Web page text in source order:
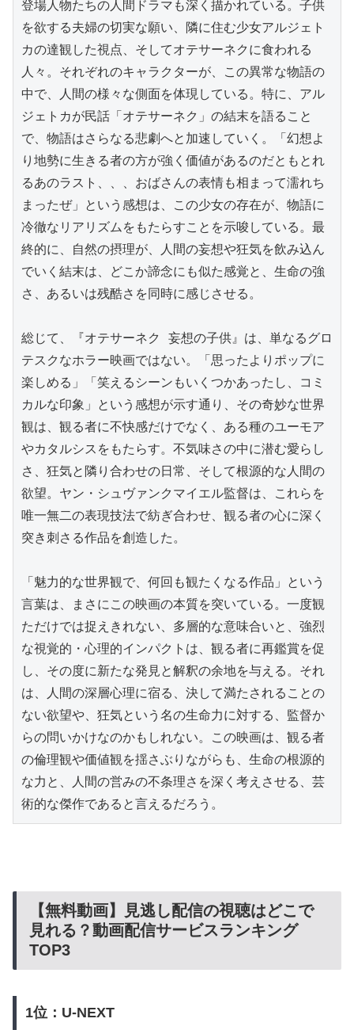
登場人物たちの人間ドラマも深く描かれている。子供
を欲する夫婦の切実な願い、隣に住む少女アルジェト
カの達観した視点、そしてオテサーネクに食われる
人々。それぞれのキャラクターが、この異常な物語の
中で、人間の様々な側面を体現している。特に、アル
ジェトカが民話「オテサーネク」の結末を語ること
で、物語はさらなる悲劇へと加速していく。「幻想よ
り地勢に生きる者の方が強く価値があるのだともとれ
るあのラスト、、、おばさんの表情も相まって濡れち
まったぜ」という感想は、この少女の存在が、物語に
冷徹なリアリズムをもたらすことを示唆している。最
終的に、自然の摂理が、人間の妄想や狂気を飲み込ん
でいく結末は、どこか諦念にも似た感覚と、生命の強
さ、あるいは残酷さを同時に感じさせる。
総じて、『オテサーネク 妄想の子供』は、単なるグロ
テスクなホラー映画ではない。「思ったよりポップに
楽しめる」「笑えるシーンもいくつかあったし、コミ
カルな印象」という感想が示す通り、その奇妙な世界
観は、観る者に不快感だけでなく、ある種のユーモア
やカタルシスをもたらす。不気味さの中に潜む愛らし
さ、狂気と隣り合わせの日常、そして根源的な人間の
欲望。ヤン・シュヴァンクマイエル監督は、これらを
唯一無二の表現技法で紡ぎ合わせ、観る者の心に深く
突き刺さる作品を創造した。
「魅力的な世界観で、何回も観たくなる作品」という
言葉は、まさにこの映画の本質を突いている。一度観
ただけでは捉えきれない、多層的な意味合いと、強烈
な視覚的・心理的インパクトは、観る者に再鑑賞を促
し、その度に新たな発見と解釈の余地を与える。それ
は、人間の深層心理に宿る、決して満たされることの
ない欲望や、狂気という名の生命力に対する、監督か
らの問いかけなのかもしれない。この映画は、観る者
の倫理観や価値観を揺さぶりながらも、生命の根源的
な力と、人間の営みの不条理さを深く考えさせる、芸
術的な傑作であると言えるだろう。
【無料動画】見逃し配信の視聴はどこで
見れる？動画配信サービスランキング
TOP3
1位：U-NEXT